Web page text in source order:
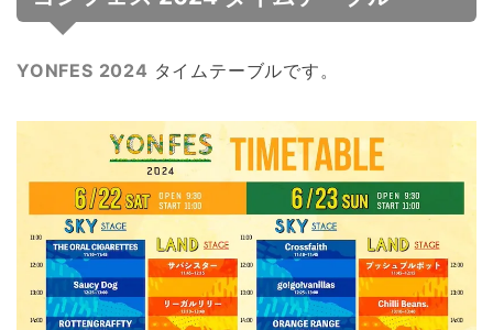
YONFES 2024 タイムテーブルです。